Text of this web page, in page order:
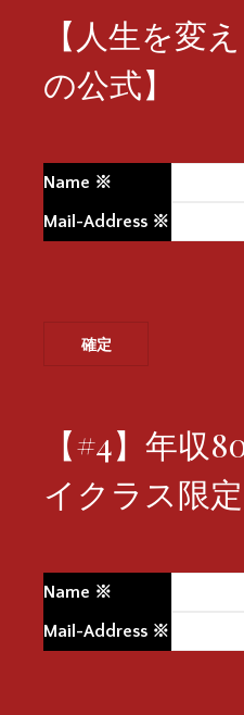
【人生を変
の公式】
Name ※
Mail-Address ※
【#4】年収
イクラス限
Name ※
Mail-Address ※